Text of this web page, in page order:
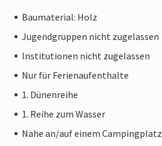
Baumaterial: Holz
Jugendgruppen nicht zugelassen
Institutionen nicht zugelassen
Nur für Ferienaufenthalte
1. Dünenreihe
1. Reihe zum Wasser
Nahe an/auf einem Campingplatz